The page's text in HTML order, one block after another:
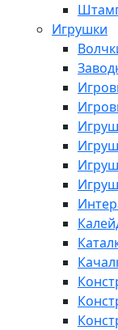
Игрушки